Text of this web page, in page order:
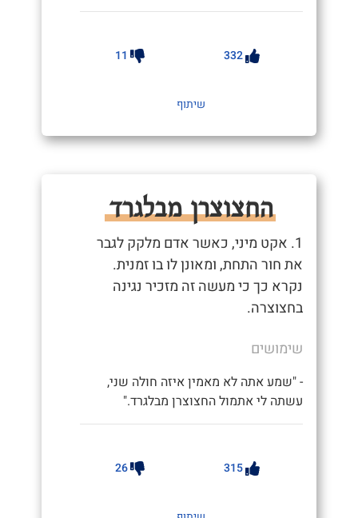
332
11
שיתוף
החצוצרן מבלגרד
1. אקט מיני, כאשר אדם מלקק לגבר
את חור התחת, ומאונן לו בו זמנית.
נקרא כך כי מעשה זה מזכיר נגינה
בחצוצרה.
שימושים
- "שמע אתה לא מאמין איזה חולה שני,
עשתה לי אתמול החצוצרן מבלגרד."
315
26